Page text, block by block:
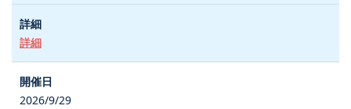
詳細
2026/9/29